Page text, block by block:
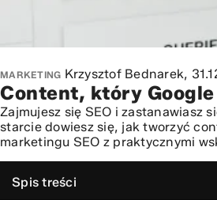
MARKETING Krzysztof Bednarek,
Content, który
Zajmujesz się SEO i zastanawiasz
starcie dowiesz się, jak tworzyć
marketingu SEO z praktycznymi
Spis treści